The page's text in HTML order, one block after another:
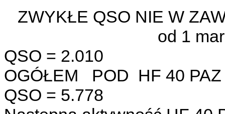
ZWYKŁE QSO NIE W
od 1 marca do
QSO = 2.010
OGÓŁEM POD HF 40
QSO = 5.778